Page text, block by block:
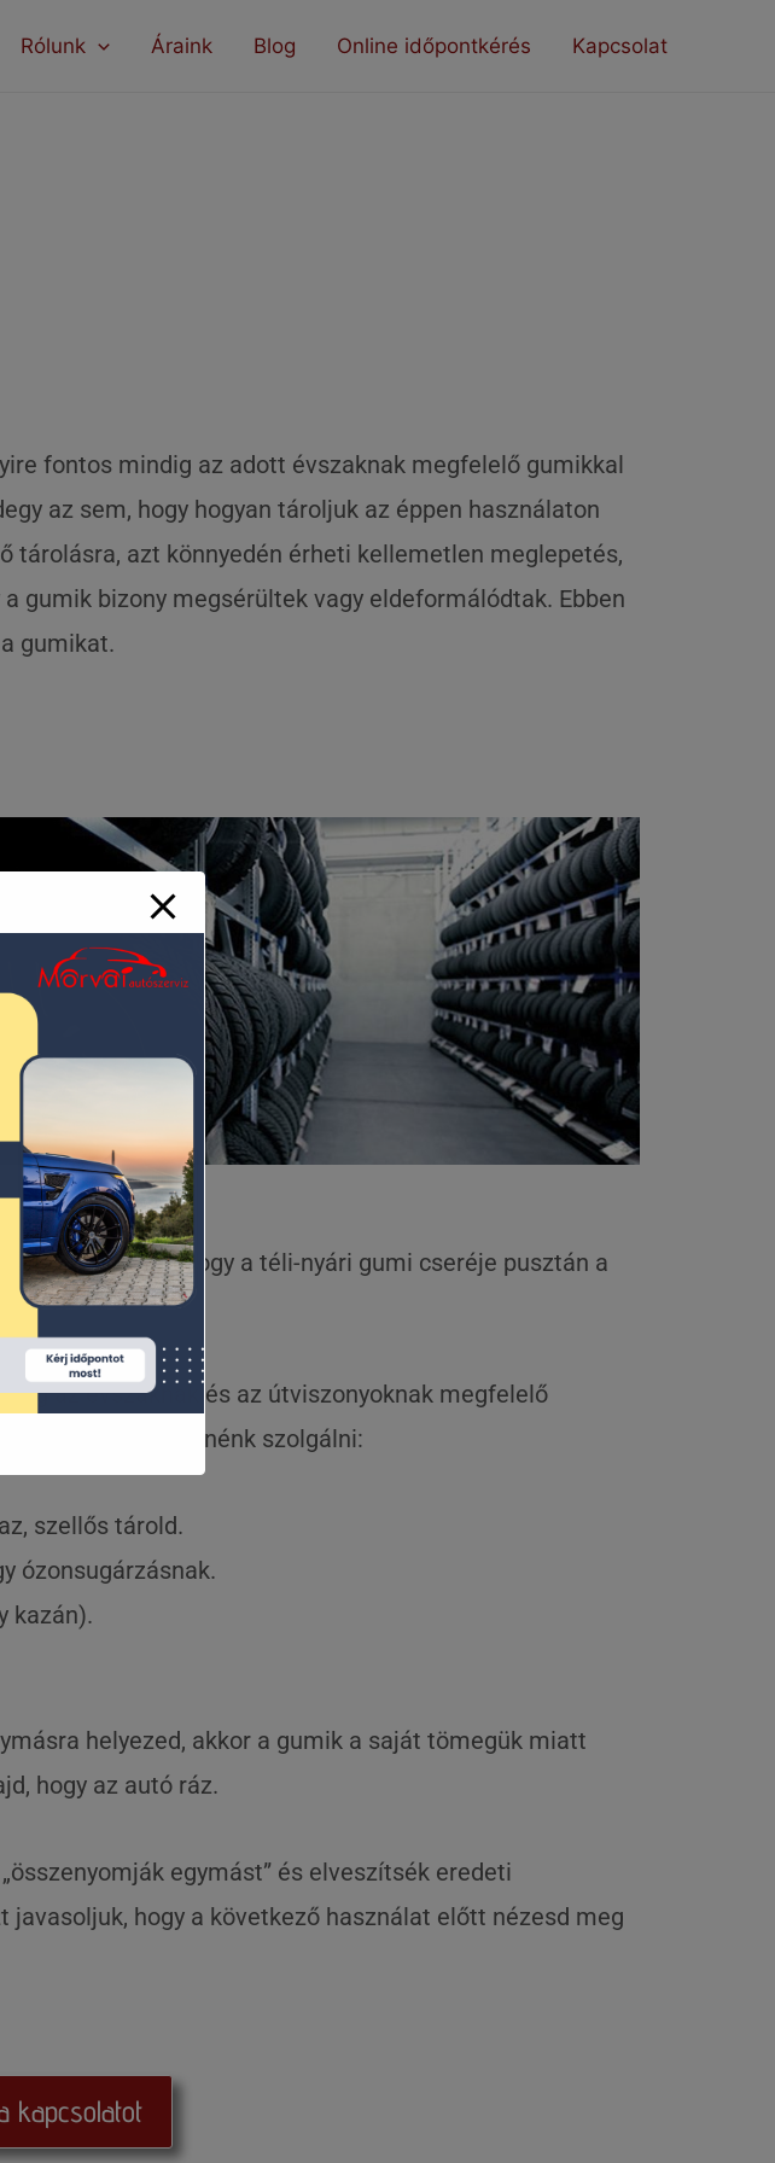
Rólunk Áraink Blog Online időpontkérés Kapcsolat
fontos mindig az adott évszaknak megfelelő gumikkal
az sem, hogy hogyan tároljuk az éppen használaton
azt könnyedén érheti kellemetlen meglepetés,
gumik bizony megsérültek vagy eldeformálódtak. Ebben
gumikat.
megközelítés, hogy a téli-nyári gumi cseréje pusztán a
az évszaknak és az útviszonyoknak megfelelő
tippekkel szeretnénk szolgálni:
szellős tárold.
ózonsugárzásnak.
kazán).
helyezed, akkor a gumik a saját tömegük miatt
hogy az autó ráz.
egymást” és elveszítsék eredeti
hogy a következő használat előtt nézesd meg
kapcsolatot